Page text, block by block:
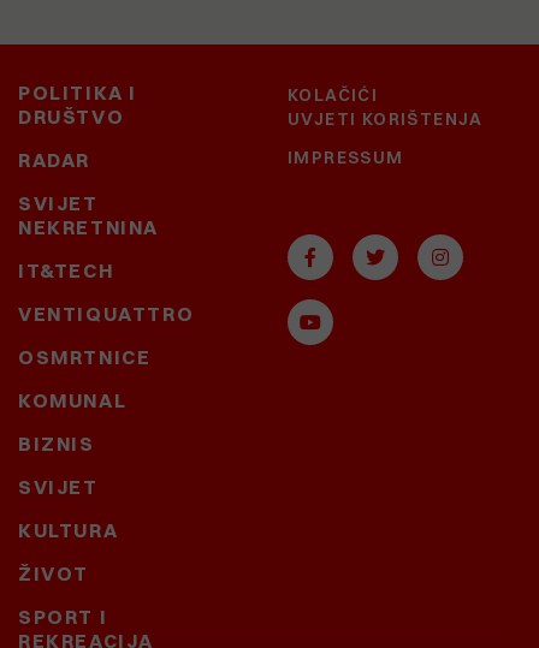
POLITIKA I
DRUŠTVO
RADAR
SVIJET
NEKRETNINA
IT&TECH
VENTIQUATTRO
OSMRTNICE
KOMUNAL
BIZNIS
SVIJET
KULTURA
ŽIVOT
SPORT I
REKREACIJA
KOLAČIĆI
UVJETI KORIŠTENJA
IMPRESSUM